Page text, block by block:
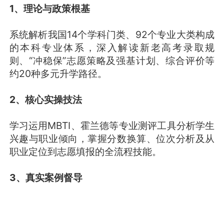
1、理论与政策根基
系统解析我国14个学科门类、92个专业大类构成
的本科专业体系，深入解读新老高考录取规
则、“冲稳保”志愿策略及强基计划、综合评价等
约20种多元升学路径。
2、核心实操技法
学习运用MBTI、霍兰德等专业测评工具分析学生
兴趣与职业倾向，掌握分数换算、位次分析及从
职业定位到志愿填报的全流程技能。
3、真实案例督导